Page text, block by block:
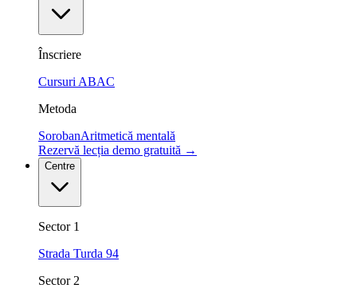
Înscriere
Cursuri ABAC
Metoda
SorobanAritmetică mentală
Rezervă lecția demo gratuită →
Centre
Sector 1
Strada Turda 94
Sector 2